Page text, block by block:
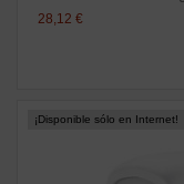
28,12 €
¡Disponible sólo en Internet!